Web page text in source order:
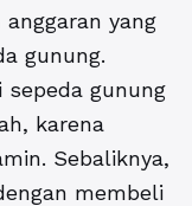
yang
gunung.
gunung
karena
Sebaliknya,
membeli